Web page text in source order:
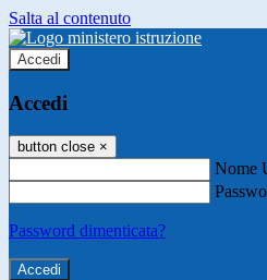
Salta al contenuto
Accedi
Accedi
button close ×
Nome
Password dimenticata?